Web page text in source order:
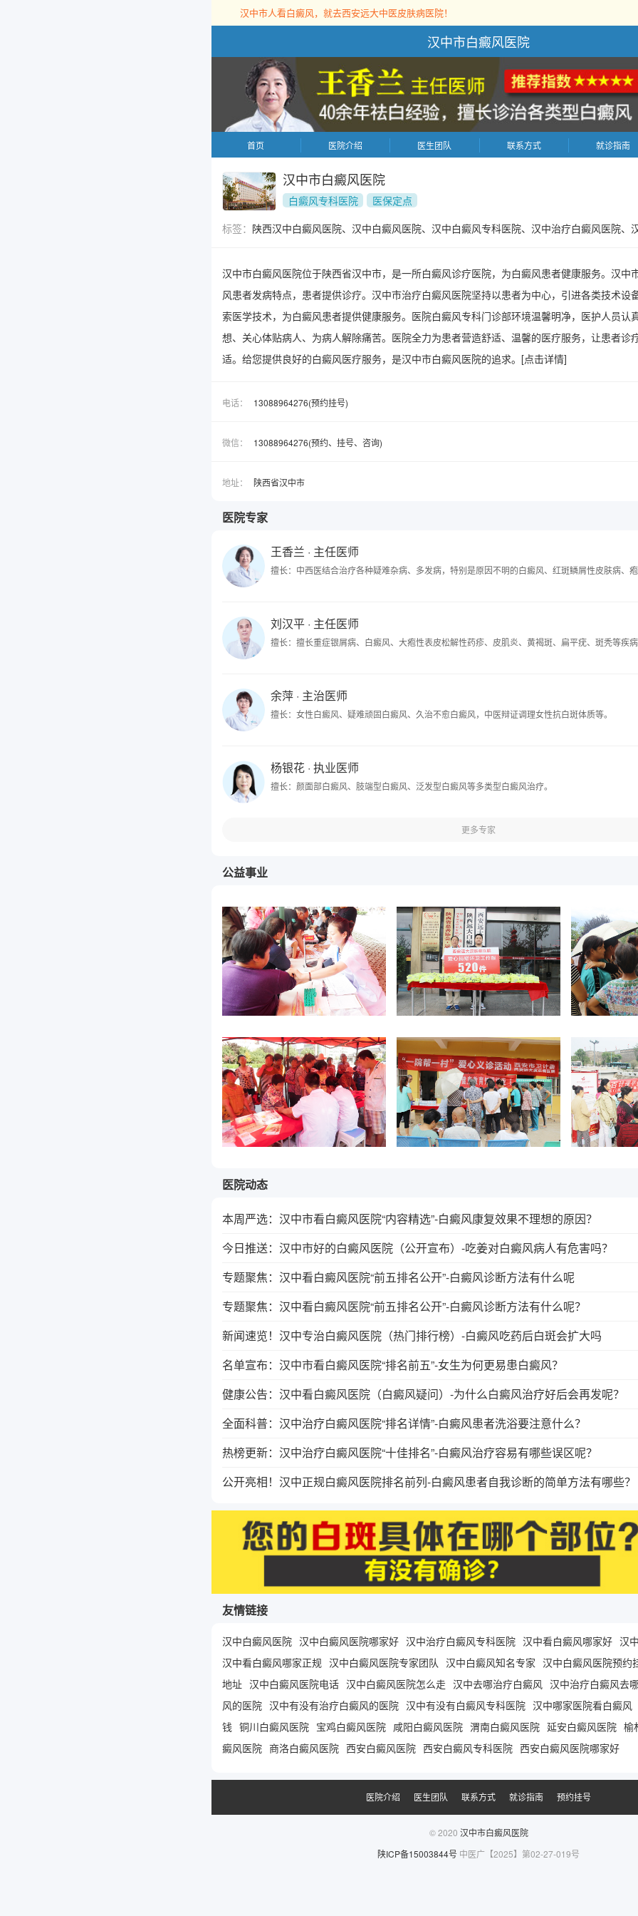
汉中市人看白癜风，就去西安远大中医皮肤病医院！
汉中市白癜风医院
首页 医院介绍 医生团队 联系方式 就诊指南
汉中市白癜风医院
白癜风专科医院
医保定点
标签： 陕西汉中白癜风医院、汉中白癜风医院、汉中白癜风专科医院、汉中治疗白癜风医院、
汉中市白癜风医院位于陕西省汉中市，是一所白癜风诊疗医院，为白癜风患者健康服务。汉中
风患者发病特点，患者提供诊疗。汉中市治疗白癜风医院坚持以患者为中心，引进各类技术设
索医学技术，为白癜风患者提供健康服务。医院白癜风专科门诊部环境温馨明净，医护人员认
想、关心体贴病人、为病人解除痛苦。医院全力为患者营造舒适、温馨的医疗服务，让患者诊
适。给您提供良好的白癜风医疗服务，是汉中市白癜风医院的追求。 [点击详情]
电话： 13088964276(预约挂号)
微信： 13088964276(预约、挂号、咨询)
地址： 陕西省汉中市
医院专家
王香兰 · 主任医师
擅长：中西医结合治疗各种疑难杂病、多发病，特别是原因不明的白癜风、红斑鳞屑性皮肤病、
刘汉平· 主任医师
擅长：擅长重症银屑病、白癜风、大疱性表皮松解性药疹、皮肌炎、黄褐斑、扁平疣、斑秃等疾
余萍· 主治医师
擅长：女性白癜风、疑难顽固白癜风、久治不愈白癜风，中医辩证调理女性抗白斑体质等。
杨银花· 执业医师
擅长：颜面部白癜风、肢端型白癜风、泛发型白癜风等多类型白癜风治疗。
更多专家
公益事业
医院动态
本周严选：汉中市看白癜风医院“内容精选”-白癜风康复效果不理想的原因？
今日推送：汉中市好的白癜风医院（公开宣布）-吃姜对白癜风病人有危害吗？
专题聚焦：汉中看白癜风医院“前五排名公开”-白癜风诊断方法有什么呢
专题聚焦：汉中看白癜风医院“前五排名公开”-白癜风诊断方法有什么呢？
新闻速览！汉中专治白癜风医院（热门排行榜）-白癜风吃药后白斑会扩大吗
名单宣布：汉中市看白癜风医院“排名前五”-女生为何更易患白癜风？
健康公告：汉中看白癜风医院（白癜风疑问）-为什么白癜风治疗好后会再发呢？
全面科普：汉中治疗白癜风医院“排名详情”-白癜风患者洗浴要注意什么？
热榜更新：汉中治疗白癜风医院“十佳排名”-白癜风治疗容易有哪些误区呢？
公开亮相！汉中正规白癜风医院排名前列-白癜风患者自我诊断的简单方法有哪些？
友情链接
汉中白癜风医院 汉中白癜风医院哪家好 汉中治疗白癜风专科医院 汉中看白癜风哪家好 汉
汉中看白癜风哪家正规 汉中白癜风医院专家团队 汉中白癜风知名专家 汉中白癜风医院预约
地址 汉中白癜风医院电话 汉中白癜风医院怎么走 汉中去哪治疗白癜风 汉中治疗白癜风去
风的医院 汉中有没有治疗白癜风的医院 汉中有没有白癜风专科医院 汉中哪家医院看白癜风
钱 铜川白癜风医院 宝鸡白癜风医院 咸阳白癜风医院 渭南白癜风医院 延安白癜风医院 榆
癜风医院 商洛白癜风医院 西安白癜风医院 西安白癜风专科医院 西安白癜风医院哪家好
医院介绍 医生团队 联系方式 就诊指南 预约挂号
© 2020 汉中市白癜风医院
陕ICP备15003844号 中医广【2025】第02-27-019号